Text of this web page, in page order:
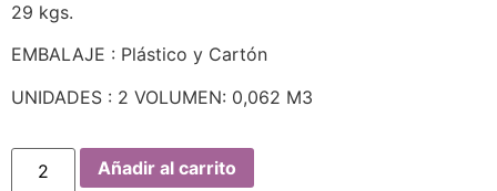
29 kgs.
EMBALAJE : Plástico y Cartón
UNIDADES : 2 VOLUMEN: 0,062 M3
Añadir al carrito